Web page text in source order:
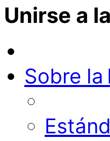
Unirse a
Sobre la